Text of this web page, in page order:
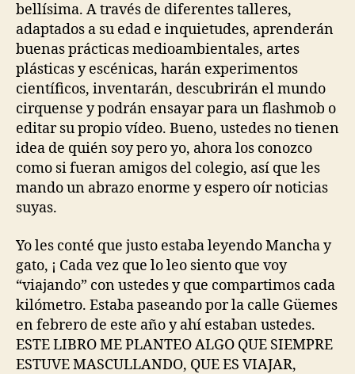
bellísima. A través de diferentes talleres,
adaptados a su edad e inquietudes, aprenderán
buenas prácticas medioambientales, artes
plásticas y escénicas, harán experimentos
científicos, inventarán, descubrirán el mundo
cirquense y podrán ensayar para un flashmob o
editar su propio vídeo. Bueno, ustedes no tienen
idea de quién soy pero yo, ahora los conozco
como si fueran amigos del colegio, así que les
mando un abrazo enorme y espero oír noticias
suyas.
Yo les conté que justo estaba leyendo Mancha y
gato, ¡ Cada vez que lo leo siento que voy
“viajando” con ustedes y que compartimos cada
kilómetro. Estaba paseando por la calle Güemes
en febrero de este año y ahí estaban ustedes.
ESTE LIBRO ME PLANTEO ALGO QUE SIEMPRE
ESTUVE MASCULLANDO, QUE ES VIAJAR,